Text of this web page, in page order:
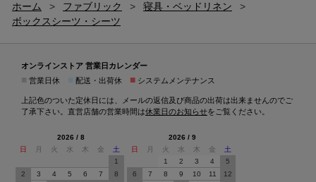
ホーム > ファブリック > 寝具・ベッドリネン
>
ボックスシーツ・シーツ
オンラインストア 営業日カレンダー
営業日休 配送・出荷休 ■ システムメンテナンス
上記色のついた定休日には、メールの返信及び商品の出荷は出来ませんのでご
了承下さい。直営店舗の営業時間は休業日のお知らせをご覧ください。
2026 / 8
日
月 火 水 木 金
土
1
2
3 4 5 6 7
8
2026 / 9
日
月 火 水 木 金
土
1
2 3 4
5
6
7 8 9 10 11
12